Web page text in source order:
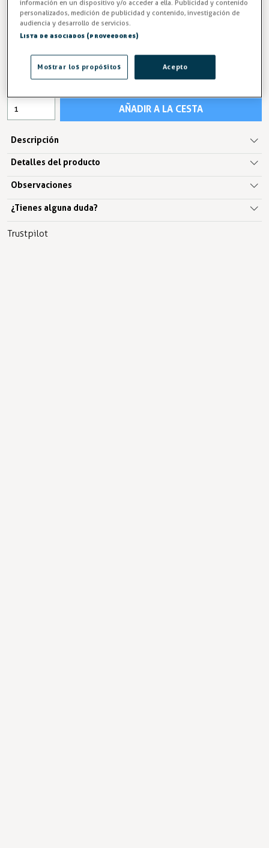
-7% AHORRA -2,36 €
32,13 € 34,49 €
AÑADIR A LA CESTA
Descripción
Detalles del producto
Observaciones
¿Tienes alguna duda?
Trustpilot
información en un dispositivo y/o acceder a ella. Publicidad y contenido
personalizados, medición de publicidad y contenido, investigación de
audiencia y desarrollo de servicios.
Lista de asociados (proveedores)
Acepto
Mostrar los propósitos